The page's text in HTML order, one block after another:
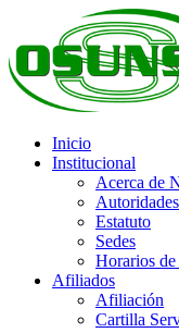
Inicio
Institucional
Acerca de
Autoridades
Estatuto
Sedes
Horarios
Afiliados
Afiliación
Cartilla